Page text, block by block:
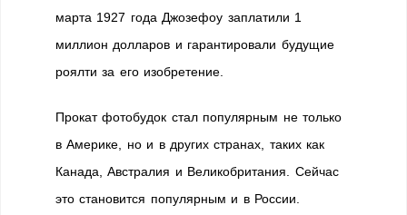
марта 1927 года Джозефоу заплатили 1
миллион долларов и гарантировали будущие
роялти за его изобретение.
Прокат фотобудок стал популярным не только
в Америке, но и в других странах, таких как
Канада, Австралия и Великобритания. Сейчас
это становится популярным и в России.